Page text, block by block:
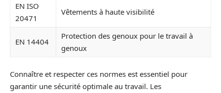
EN ISO
20471
Vêtements à haute visibilité
EN 14404
Protection des genoux pour le travail à
genoux
Connaître et respecter ces normes est essentiel pour
garantir une sécurité optimale au travail. Les